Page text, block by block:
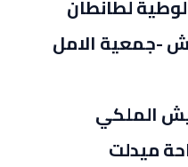
لطانطان
-جمعية الامل
الملكي
ميدلت